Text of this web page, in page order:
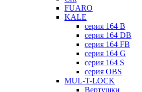
FUARO
KALE
серия 164 B
серия 164 DB
серия 164 FB
серия 164 G
серия 164 S
серия OBS
MUL-T-LOCK
Вертушки